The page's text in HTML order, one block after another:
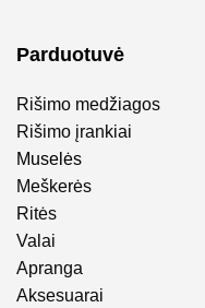
Parduotuvė
Rišimo medžiagos
Rišimo įrankiai
Muselės
Meškerės
Ritės
Valai
Apranga
Aksesuarai